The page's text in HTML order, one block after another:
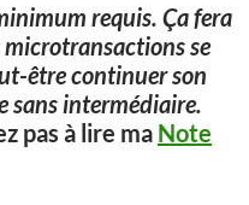
requis. Ça fera
se
être continuer son
sans intermédiaire.
pas à lire ma Note